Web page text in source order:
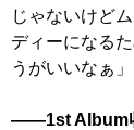
じゃないけど
ディーになる
うがいいなぁ」
――1st Album